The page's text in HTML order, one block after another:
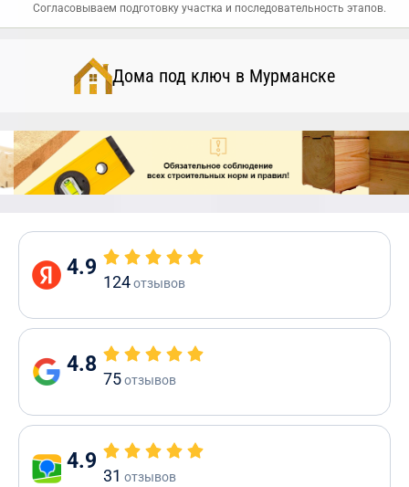
Согласовываем подготовку участка и последовательность этапов.
Дома под ключ в Мурманске
4.9
124отзывов
4.8
75отзывов
4.9
31 отзывов